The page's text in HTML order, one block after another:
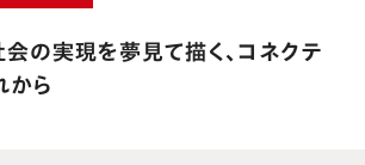
会の実現を夢見て描く、コネクテ
から